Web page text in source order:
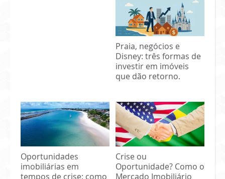
Praia, negócios e
Disney: três formas de
investir em imóveis
que dão retorno.
Oportunidades
imobiliárias em
tempos de crise: como
Crise ou
Oportunidade? Como o
Mercado Imobiliário